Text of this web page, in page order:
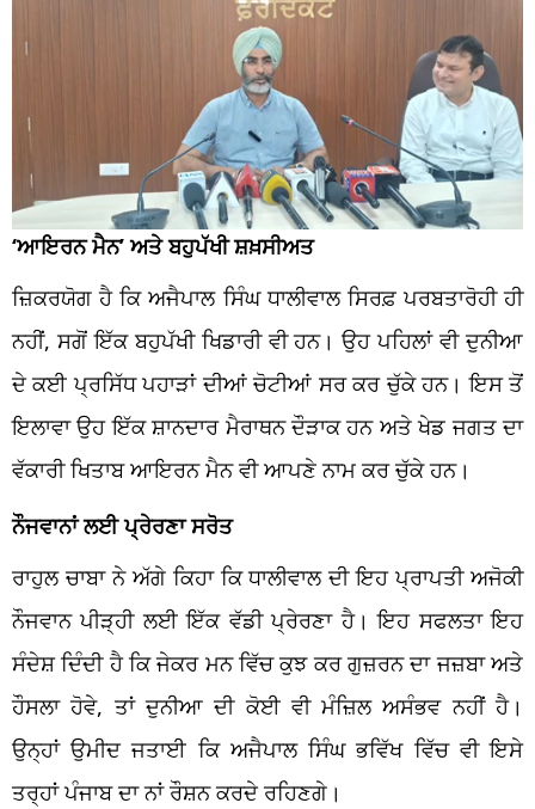
‘ਆਇਰਨ ਮੈਨ’ ਅਤੇ ਬਹੁਪੱਖੀ ਸ਼ਖ਼ਸੀਅਤ
ਜ਼ਿਕਰਯੋਗ ਹੈ ਕਿ ਅਜੈਪਾਲ ਸਿੰਘ ਧਾਲੀਵਾਲ ਸਿਰਫ਼ ਪਰਬਤਾਰੋਹੀ ਹੀ
ਨਹੀਂ, ਸਗੋਂ ਇੱਕ ਬਹੁਪੱਖੀ ਖਿਡਾਰੀ ਵੀ ਹਨ। ਉਹ ਪਹਿਲਾਂ ਵੀ ਦੁਨੀਆ
ਦੇ ਕਈ ਪ੍ਰਸਿੱਧ ਪਹਾੜਾਂ ਦੀਆਂ ਚੋਟੀਆਂ ਸਰ ਕਰ ਚੁੱਕੇ ਹਨ। ਇਸ ਤੋਂ
ਇਲਾਵਾ ਉਹ ਇੱਕ ਸ਼ਾਨਦਾਰ ਮੈਰਾਥਨ ਦੌੜਾਕ ਹਨ ਅਤੇ ਖੇਡ ਜਗਤ ਦਾ
ਵੱਕਾਰੀ ਖਿਤਾਬ ਆਇਰਨ ਮੈਨ ਵੀ ਆਪਣੇ ਨਾਮ ਕਰ ਚੁੱਕੇ ਹਨ।
ਨੌਜਵਾਨਾਂ ਲਈ ਪ੍ਰੇਰਣਾ ਸਰੋਤ
ਰਾਹੁਲ ਚਾਬਾ ਨੇ ਅੱਗੇ ਕਿਹਾ ਕਿ ਧਾਲੀਵਾਲ ਦੀ ਇਹ ਪ੍ਰਾਪਤੀ ਅਜੋਕੀ
ਨੌਜਵਾਨ ਪੀੜ੍ਹੀ ਲਈ ਇੱਕ ਵੱਡੀ ਪ੍ਰੇਰਣਾ ਹੈ। ਇਹ ਸਫਲਤਾ ਇਹ
ਸੰਦੇਸ਼ ਦਿੰਦੀ ਹੈ ਕਿ ਜੇਕਰ ਮਨ ਵਿੱਚ ਕੁਝ ਕਰ ਗੁਜ਼ਰਨ ਦਾ ਜਜ਼ਬਾ ਅਤੇ
ਹੌਸਲਾ ਹੋਵੇ, ਤਾਂ ਦੁਨੀਆ ਦੀ ਕੋਈ ਵੀ ਮੰਜ਼ਿਲ ਅਸੰਭਵ ਨਹੀਂ ਹੈ।
ਉਨ੍ਹਾਂ ਉਮੀਦ ਜਤਾਈ ਕਿ ਅਜੈਪਾਲ ਸਿੰਘ ਭਵਿੱਖ ਵਿੱਚ ਵੀ ਇਸੇ
ਤਰ੍ਹਾਂ ਪੰਜਾਬ ਦਾ ਨਾਂ ਰੌਸ਼ਨ ਕਰਦੇ ਰਹਿਣਗੇ।